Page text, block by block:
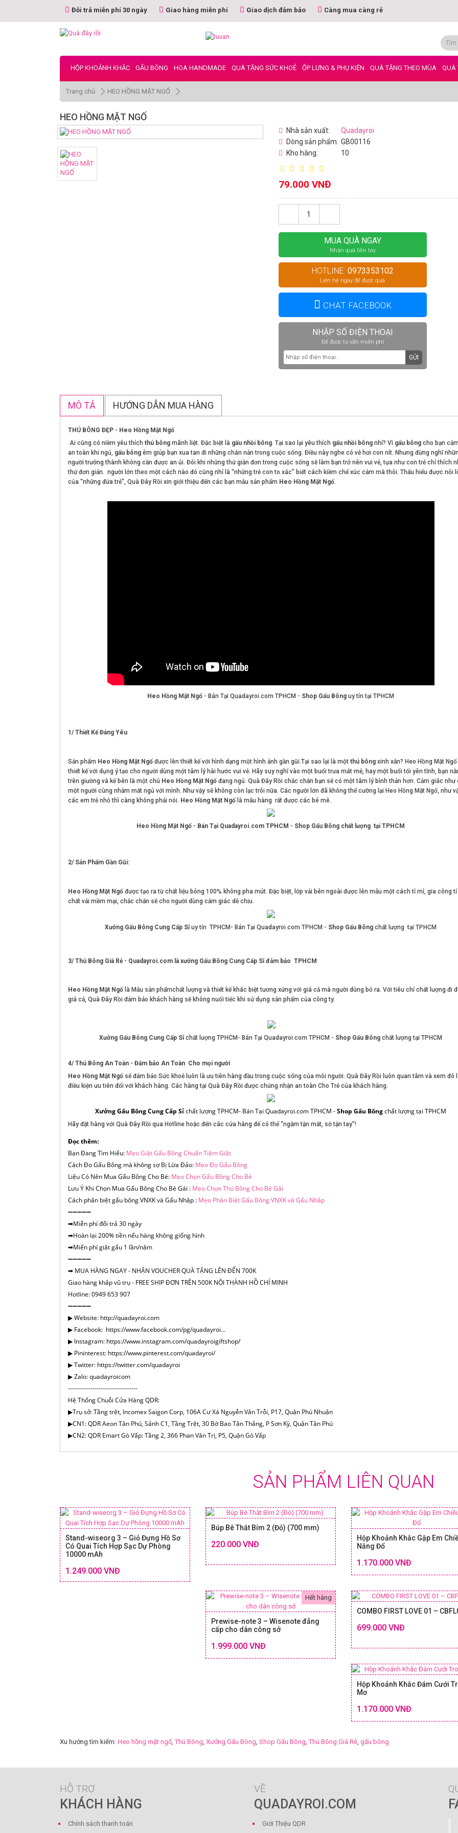
Đỗi trả miễn phí 30 ngày Giao hàng miễn phí Giao dịch đảm bảo Càng mua càng rẻ
HỘP KHOẢNH KHẮC GẤU BÔNG HOA HANDMADE QUÀ TẶNG SỨC KHOẺ ỐP LƯNG & PHỤ KIỆN QUÀ TẶNG THEO MÙA QUÀ
Trang chủ HEO HỒNG MẶT NGỐ
HEO HỒNG MẶT NGỐ
Nhà sản xuất:
Quadayroi
Dòng sản phẩm: GB00116
Kho hàng:
10
79.000 VNĐ
MUA QUÀ NGAY
Nhận quà liền tay
HOTLINE: 0973353102
Liên hệ ngay để được quà
CHAT FACEBOOK
NHẬP SỐ ĐIỆN THOẠI
Để được tư vấn miễn phí
GỬI
MÔ TẢ HƯỚNG DẪN MUA HÀNG
THÚ BÔNG ĐẸP - Heo Hồng Mặt Ngố
Ai cũng có niềm yêu thích thú bông mãnh liệt. Đặc biệt là gấu nhồi bông. Tại sao lại yêu thích gấu nhồi bông nhỉ? Vì gấu bông cho bạn
an toàn khi ngủ, gấu bông êm giúp bạn xua tan đi những chán nản trong cuộc sống. Điều này nghe có vẻ hơi con nít. Nhưng đừng nghĩ
người trưởng thành không cần được an ủi. Đôi khi những thứ giản đơn trong cuộc sống sẽ làm bạn trở nên vui vẻ, tựa như con trẻ chỉ thích
thứ đơn giản. người lớn theo một cách nào đó cũng nhỉ là “những trẻ con to xác” biết cách kiềm chế xúc cảm mà thôi. Thấu hiểu được nỗi
của “những đứa trẻ”, Quà Đây Rồi xin giới thiệu đến các bạn mẫu sản phẩm Heo Hồng Mặt Ngố.
Heo Hồng Mặt Ngố - Bán Tại Quadayroi.com TPHCM - Shop Gấu Bông uy tín tại TPHCM
1/ Thiết Kế Đáng Yêu
Sản phẩm Heo Hồng Mặt Ngố được lên thiết kế với hình dạng một hình ảnh gần gũi.Tại sao lại là một thú bông xinh xắn? Heo Hồng Mặt
thiết kế với dụng ý tạo cho người dùng một tâm lý hài hước vui vẻ. Hãy suy nghĩ vào một buổi trưa mát mẻ, hay một buổi tối yên tĩnh, bạn
trên giường và kế bên là một chú Heo Hồng Mặt Ngố đang ngủ. Quà Đây Rồi chắc chắn bạn sẽ có một tâm lý bình thản hơn. Cảm giác như
một người cùng nhắm mắt ngủ với mình. Như vậy sẽ không còn lạc trôi nữa. Các người lớn đã không thể cưỡng lại Heo Hồng Mặt Ngố, như
các em trẻ nhỏ thì càng không phải nói. Heo Hồng Mặt Ngố là mẫu hàng rất được các bé mê.
Heo Hồng Mặt Ngố - Bán Tại Quadayroi.com TPHCM - Shop Gấu Bông chất lượng tại TPHCM
2/ Sản Phẩm Gần Gũi:
Heo Hồng Mặt Ngố được tạo ra từ chất liệu bông 100% không pha mút. Đặc biệt, lớp vải bên ngoài được lên mẫu một cách tỉ mỉ, gia công tỉ
chất vải mềm mại, chắc chắn sẽ cho người dùng cảm giác dễ chịu.
Xưởng Gấu Bông Cung Cấp Sỉ uy tín TPHCM- Bán Tại Quadayroi.com TPHCM - Shop Gấu Bông chất lượng tại TPHCM
3/ Thú Bông Giá Rẻ - Quadayroi.com là xưởng Gấu Bông Cung Cấp Sỉ đảm bảo TPHCM
Heo Hồng Mặt Ngố là Mẫu sản phẩmchất lượng và thiết kế khác biệt tương xứng với giá cả mà người dùng bỏ ra. Với tiêu chí chất lượng đi
giá cả, Quà Đây Rồi đảm bảo khách hàng sẽ không nuối tiếc khi sử dụng sản phẩm của công ty.
Xưởng Gấu Bông Cung Cấp Sỉ chất lượng TPHCM- Bán Tại Quadayroi.com TPHCM - Shop Gấu Bông chất lượng tại TPHCM
4/ Thú Bông An Toàn - Đảm bảo An Toàn Cho mọi người
Heo Hồng Mặt Ngố sẽ đảm bảo Sức khoẻ luôn là ưu tiên hàng đầu trong cuộc sống của mỗi người. Quà Đây Rồi luôn quan tâm và xem đó
điều kiện ưu tiên đối với khách hàng. Các hàng tại Quà Đây Rồi được chứng nhận an toàn Cho Trẻ của khách hàng.
Xưởng Gấu Bông Cung Cấp Sỉchất lượng TPHCM- Bán Tại Quadayroi.com TPHCM -Shop Gấu Bôngchất lượng tại TPHCM
Hãy đặt hàng với Quà Đây Rồi qua Hotline hoặc đến các cửa hàng để có thể “ngắm tận mắt, sờ tận tay”!
Đọc thêm:
Bạn Đang Tìm Hiểu: Mẹo Giặt Gấu Bông Chuẩn Tiệm Giặt
Cách Đo Gấu Bông mà không sợ Bị Lừa Đảo: Mẹo Đo Gấu Bông
Liệu Có Nên Mua Gấu Bông Cho Bé: Mẹo Chọn Gấu Bông Cho Bé
Lưu Ý Khi Chọn Mua Gấu Bông Cho Bé Gái : Mẹo Chọn Thú Bông Cho Bé Gái
Cách phân biệt gấu bông VNXK và Gấu Nhập : Mẹo Phân Biệt Gấu Bông VNXK và Gấu Nhập
➖➖➖➖➖
➡Miễn phí đổi trả 30 ngày
➡Hoàn lại 200% tiền nếu hàng không giống hình
➡Miến phí giặt gấu 1 lần/năm
➖➖➖➖➖
➡ MUA HÀNG NGAY - NHẬN VOUCHER QUÀ TẶNG LÊN ĐẾN 700K
Giao hàng khắp vũ trụ - FREE SHIP ĐƠN TRÊN 500K NỘI THÀNH HỒ CHÍ MINH
Hotline: 0949 653 907
➖➖➖➖➖
▶ Website: http://quadayroi.com
▶ Facebook: https://www.facebook.com/pg/quadayroi...
▶ Instagram: https://www.instagram.com/quadayroigiftshop/
▶ Pininterest: https://www.pinterest.com/quadayroi/
▶ Twitter: https://twitter.com/quadayroi
▶ Zalo: quadayroicom
----------------------------------
Hệ Thống Chuỗi Cửa Hàng QDR:
▶Trụ sở: Tầng trệt, Incomex Saigon Corp, 106A Cư Xá Nguyễn Văn Trỗi, P17, Quận Phú Nhuận
▶CN1: QDR Aeon Tân Phú, Sảnh C1, Tầng Trệt, 30 Bờ Bao Tân Thắng, P Sơn Kỳ, Quận Tân Phú
▶CN2: QDR Emart Gò Vấp: Tầng 2, 366 Phan Văn Trị, P5, Quận Gò Vấp
SẢN PHẨM LIÊN QUAN
Stand-wiseorg 3 – Giỏ Đựng Hồ Sơ
Có Quai Tích Hợp Sạc Dự Phòng
10000 mAh
1.249.000 VNĐ
Búp Bê Thắt Bím 2 (Đỏ) (700 mm)
220.000 VNĐ
Hộp Khoảnh Khắc Gặp Em
Nắng Đổ
1.170.000 VNĐ
Hết hàng
Prewise-note 3 – Wisenote đẳng
cấp cho dân công sở
1.999.000 VNĐ
COMBO FIRST LOVE 01 –
699.000 VNĐ
Hộp Khoảnh Khắc Đám Cưới
Mơ
1.170.000 VNĐ
Xu hướng tìm kiếm: Heo hồng mặt ngố,Thú Bông, Xưởng Gấu Bông, Shop Gấu Bông,Thú Bông Giá Rẻ, gấu bông
HỖ TRỢ
KHÁCH HÀNG
Chính sách thanh toán
VỀ
QUADAYROI.COM
Giới Thiệu QDR